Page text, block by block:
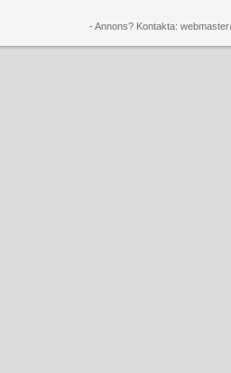
- Annons? Kontakta: